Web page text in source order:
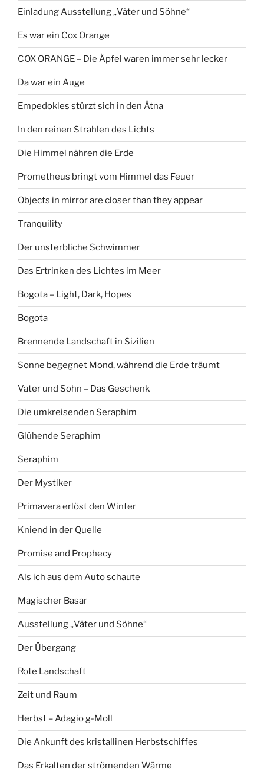
Einladung Ausstellung „Väter und Söhne“
Es war ein Cox Orange
COX ORANGE – Die Äpfel waren immer sehr lecker
Da war ein Auge
Empedokles stürzt sich in den Ätna
In den reinen Strahlen des Lichts
Die Himmel nähren die Erde
Prometheus bringt vom Himmel das Feuer
Objects in mirror are closer than they appear
Tranquility
Der unsterbliche Schwimmer
Das Ertrinken des Lichtes im Meer
Bogota – Light, Dark, Hopes
Bogota
Brennende Landschaft in Sizilien
Sonne begegnet Mond, während die Erde träumt
Vater und Sohn – Das Geschenk
Die umkreisenden Seraphim
Glühende Seraphim
Seraphim
Der Mystiker
Primavera erlöst den Winter
Kniend in der Quelle
Promise and Prophecy
Als ich aus dem Auto schaute
Magischer Basar
Ausstellung „Väter und Söhne“
Der Übergang
Rote Landschaft
Zeit und Raum
Herbst – Adagio g-Moll
Die Ankunft des kristallinen Herbstschiffes
Das Erkalten der strömenden Wärme